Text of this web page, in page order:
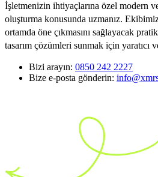
İşletmenizin ihtiyaçlarına özel modern
oluşturma konusunda uzmanız.
ortamda öne çıkmasını sağlayacak
tasarım çözümleri sunmak için yaratıcı
Bizi arayın: 0850 242 2227
Bize e-posta gönderin: